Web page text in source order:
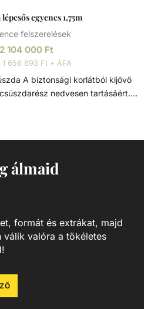
egyenes 1,75m
felszerelések
2 104 000 Ft
1 656 693 Ft + ÁFA
kijövő
nedvesen tartásáért.
álmaid
formát és extrákat, majd
válik valóra a tökéletes